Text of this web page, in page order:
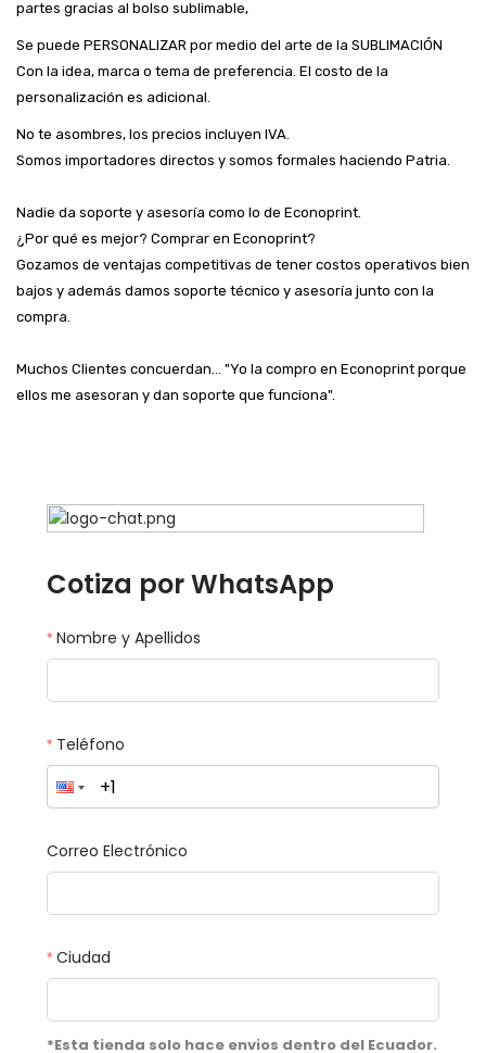
partes gracias al bolso sublimable,
Se puede PERSONALIZAR por medio del arte de la SUBLIMACIÓN
Con la idea, marca o tema de preferencia. El costo de la
personalización es adicional.
No te asombres, los precios incluyen IVA.
Somos importadores directos y somos formales haciendo Patria.
Nadie da soporte y asesoría como lo de Econoprint.
¿Por qué es mejor? Comprar en Econoprint?
Gozamos de ventajas competitivas de tener costos operativos bien
bajos y además damos soporte técnico y asesoría junto con la
compra.
Muchos Clientes concuerdan... "Yo la compro en Econoprint porque
ellos me asesoran y dan soporte que funciona".